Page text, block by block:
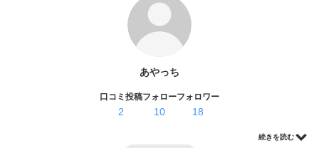
あやっち
口コミ投稿
2
フォロー
10
フォロワー
18
続きを読む